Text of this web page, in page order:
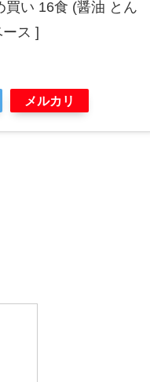
買い 16食 (醤油 とん
ス ]
メルカリ